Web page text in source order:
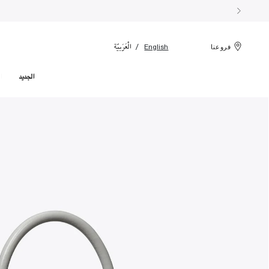
فروعنا English الْعَرَبيّة
الجديد